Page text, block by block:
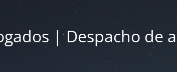
| Despacho de